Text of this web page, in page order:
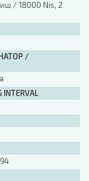
/ 18000 Nis, 2
/